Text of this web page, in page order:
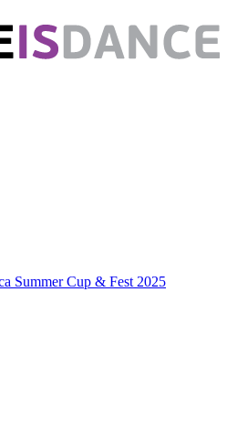
Summer Cup & Fest 2025